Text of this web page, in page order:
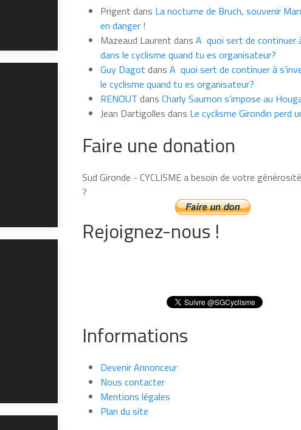
moisPrigent dans La nocturne de Bruch, souvenir
en danger !
Mazeaud Laurent dans A quoi sert de continuer
dans le cyclisme quand tu es organisateur?
Guy Dagot dans A quoi sert de continuer à
le cyclisme quand tu es organisateur?
RENOUT dans Charly Saumon s’impose au
Jean Dartigolles dans Le cyclisme Girondin perd
Faire une donation
Sud Gironde - CYCLISME a besoin de votre
?
Rejoignez-nous !
Informations
Devenir Annonceur
Nous contacter
Mentions légales
Plan du site